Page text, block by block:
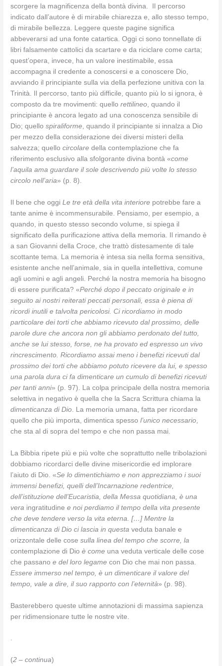
scorgere la magnificenza della bontà divina. Il percorso
indicato dall’autore è di mirabile chiarezza e, allo stesso tempo,
di mirabile bellezza. Leggere queste pagine significa
abbeverarsi ad una fonte catartica. Oggi ci sono tonnellate di
libri falsamente cattolici da scartare e da riciclare come carta;
quest’opera, invece, ha un valore inestimabile, essa
accompagna il credente a conoscersi e a conoscere Dio,
avviando il principiante sulla via della perfezione unitiva con la
Trinità. Il percorso, tanto più difficile, quanto più lo si ignora, è
composto da tre movimenti: quellorettilineo , quando il
principiante è ancora legato ad una conoscenza sensibile di
Dio; quellospiraliforme , quando il principiante si innalza a Dio
per mezzo della considerazione dei diversi misteri della
salvezza; quellocircolaredella contemplazione che fa
riferimento esclusivo alla sfolgorante divina bontà «come
l’aquila ama guardare il sole descrivendo più volte lo stesso
circolo nell’aria» (p. 8).
Il bene che oggiLe tre età della vita interiore potrebbe fare a
tante anime è incommensurabile. Pensiamo, per esempio, a
quando, in questo stesso secondo volume, si spiega il
significato della purificazione attiva della memoria. Il rimando è
a san Giovanni della Croce, che trattò distesamente di tale
scottante tema. La memoria è intesa sia nella forma sensitiva,
esistente anche nell’animale, sia in quella intellettiva, comune
agli uomini e agli angeli. Perché la nostra memoria ha bisogno
di essere purificata? «Perché dopo il peccato originale e in
seguito ai nostri reiterati peccati personali, essa è piena di
ricordi inutili e talvolta pericolosi. Ci ricordiamo in modo
particolare dei torti che abbiamo ricevuto dal prossimo, delle
parole dure che ancora non gli abbiamo perdonato del tutto,
anche se lui stesso, forse, ne ha provato ed espresso un vivo
rincrescimento. Ricordiamo assai meno i benefizi ricevuti dal
prossimo dei torti che abbiamo potuto ricevere da lui, e spesso
una parola dura ci fa dimenticare un cumulo di benefizi ricevuti
per tanti anni» (p. 97). La colpa principale della nostra memoria
selettiva in negativo è quella che la Sacra Scrittura chiama la
dimenticanza di Dio . La memoria umana, fatta per ricordare
quello che più importa, dimentica spessol’unico necessario
che sta al di sopra del tempo e che non passa mai.
La Bibbia ripete più e più volte che soprattutto nelle tribolazioni
dobbiamo ricordarci delle divine misericordie ed implorare
l’aiuto di Dio. «Se lo dimentichiamo e non apprezziamo i suoi
immensi benefizi, quelli dell’Incarnazione redentrice,
dell’istituzione dell’Eucaristia, della Messa quotidiana, è una
vera ingratitudine e noi perdiamo il tempo della vita presente
che deve tendere verso la vita eterna. […] Mentre la
dimenticanza di Dio ci lascia in questaveduta banale e
orizzontale delle cose sulla linea del tempo che scorre, la
contemplazione di Dioè come una veduta verticale delle cose
che passanoe del loro legamecon Dio che mai non passa.
Essere immerso nel tempo, è un dimenticare il valore del
tempo, vale a dire, il suo rapporto con l’eternità» (p. 98).
Basterebbero queste ultime annotazioni di massima sapienza
per ridimensionare tutte le nostre vite.
.
(2 – continua)